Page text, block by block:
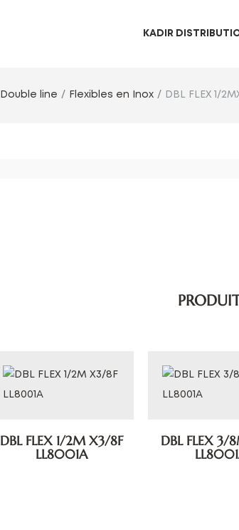
KADIR
Double line Flexibles en Inox DBL FLEX 1/
DBL FLEX 1/2M X3/8F
LL8001A
DBL FLEX 3/